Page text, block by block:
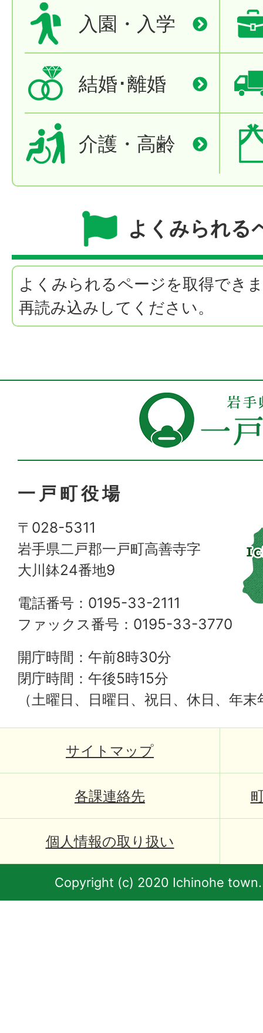
入園・入学
結婚･離婚
介護・高齢
よくみられる
よくみられるページを取得でき
再読み込みしてください。
一戸町役場
〒028-5311
岩手県二戸郡一戸町高善寺字
大川鉢24番地9
電話番号：0195-33-2111
ファックス番号：0195-33-3770
開庁時間：午前8時30分
閉庁時間：午後5時15分
（土曜日、日曜日、祝日、休日、年
サイトマップ
各課連絡先
個人情報の取り扱い
Copyright (c) 2020 Ichinohe